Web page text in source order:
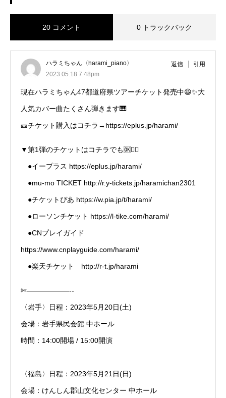
20 コメント 0 トラックバック
ハラミちゃん〈harami_piano〉
2023.05.18 7:48pm
返信 引用
現在ハラミちゃん47都道府県ツアーチケット発売中😆✨大
人気カバー曲たくさん弾きます🎹
🎫チケット購入はコチラ→https://eplus.jp/harami/
▼第1弾のチケットはコチラでも🆗🙆‍♀️
●イープラス https://eplus.jp/harami/
●mu-mo TICKET http://r.y-tickets.jp/haramichan2301
●チケットぴあ https://w.pia.jp/t/harami/
●ローソンチケット https://l-tike.com/harami/
●CNプレイガイド
https://www.cnplayguide.com/harami/
●楽天チケット http://r-t.jp/harami
✄——————-‐
〈岩手〉日程：2023年5月20日(土)
会場：岩手県民会館 中ホール
時間：14:00開場 / 15:00開演
〈福島〉日程：2023年5月21日(日)
会場：けんしん郡山文化センター 中ホール